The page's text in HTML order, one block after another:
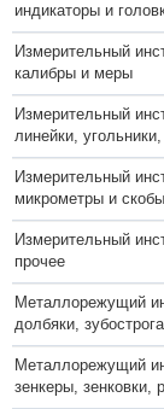
индикаторы и
Измерительный
калибры и меры
Измерительный
линейки,
Измерительный
микрометры и скобы
Измерительный
прочее
Металлорежущий
долбяки,
Металлорежущий
зенкеры, зенковки,